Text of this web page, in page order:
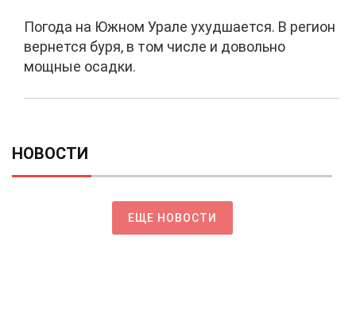
Погода на Южном Урале ухудшается. В регион
вернется буря, в том числе и довольно
мощные осадки.
НОВОСТИ
ЕЩЕ НОВОСТИ